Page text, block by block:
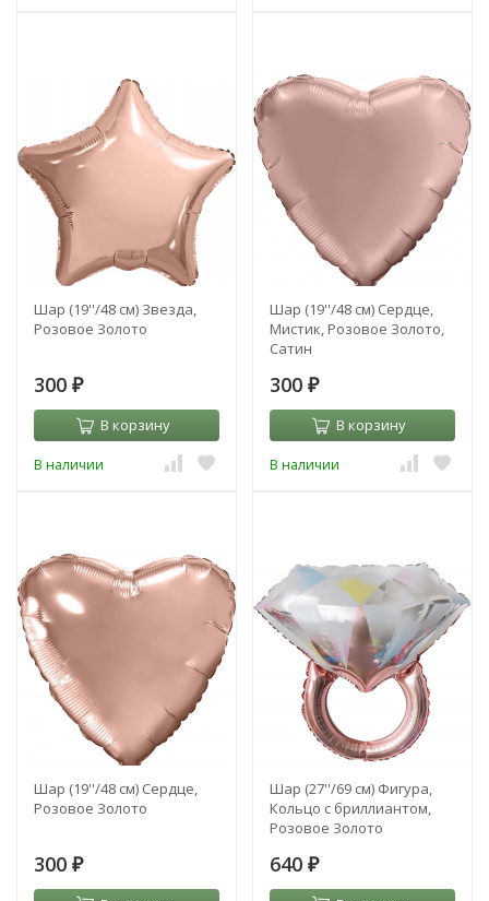
Шар (19''/48 см) Звезда,
Розовое Золото
300 ₽
В корзину
В наличии
Шар (19''/48 см) Сердце,
Мистик, Розовое Золото,
Сатин
300 ₽
В корзину
В наличии
Шар (19''/48 см) Сердце,
Розовое Золото
300 ₽
Шар (27''/69 см) Фигура,
Кольцо с бриллиантом,
Розовое Золото
640 ₽